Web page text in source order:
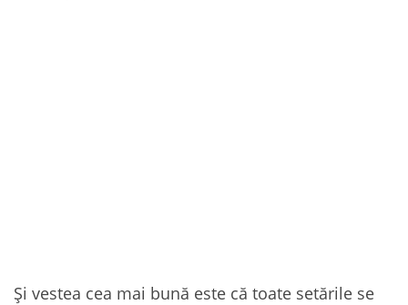
Și vestea cea mai bună este că toate setările se